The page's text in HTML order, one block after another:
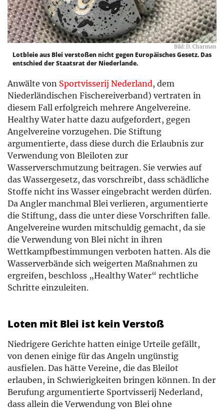
Bild: D. Charman
Lotbleie aus Blei verstoßen nicht gegen Europäisches Gesetz. Das
entschied der Staatsrat der Niederlande.
Anwälte von Sportvisserij Nederland, dem
Niederländischen Fischereiverband) vertraten in
diesem Fall erfolgreich mehrere Angelvereine.
Healthy Water hatte dazu aufgefordert, gegen
Angelvereine vorzugehen. Die Stiftung
argumentierte, dass diese durch die Erlaubnis zur
Verwendung von Bleiloten zur
Wasserverschmutzung beitragen. Sie verwies auf
das Wassergesetz, das vorschreibt, dass schädliche
Stoffe nicht ins Wasser eingebracht werden dürfen.
Da Angler manchmal Blei verlieren, argumentierte
die Stiftung, dass die unter diese Vorschriften falle.
Angelvereine wurden mitschuldig gemacht, da sie
die Verwendung von Blei nicht in ihren
Wettkampfbestimmungen verboten hatten. Als die
Wasserverbände sich weigerten Maßnahmen zu
ergreifen, beschloss „Healthy Water“ rechtliche
Schritte einzuleiten.
Loten mit Blei ist kein Verstoß
Niedrigere Gerichte hatten einige Urteile gefällt,
von denen einige für das Angeln ungünstig
ausfielen. Das hätte Vereine, die das Bleilot
erlauben, in Schwierigkeiten bringen können. In der
Berufung argumentierte Sportvisserij Nederland,
dass allein die Verwendung von Blei ohne